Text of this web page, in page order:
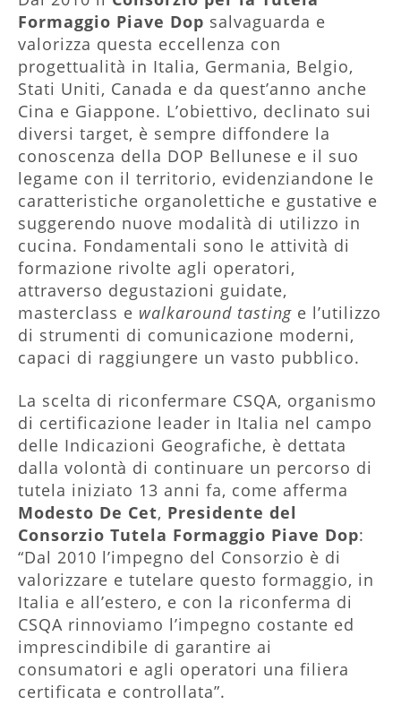
Formaggio Piave Dop salvaguarda e
valorizza questa eccellenza con
progettualità in Italia, Germania, Belgio,
Stati Uniti, Canada e da quest’anno anche
Cina e Giappone. L’obiettivo, declinato sui
diversi target, è sempre diffondere la
conoscenza della DOP Bellunese e il suo
legame con il territorio, evidenziandone le
caratteristiche organolettiche e gustative e
suggerendo nuove modalità di utilizzo in
cucina. Fondamentali sono le attività di
formazione rivolte agli operatori,
attraverso degustazioni guidate,
masterclass e walkaround tasting e l’utilizzo
di strumenti di comunicazione moderni,
capaci di raggiungere un vasto pubblico.
La scelta di riconfermare CSQA, organismo
di certificazione leader in Italia nel campo
delle Indicazioni Geografiche, è dettata
dalla volontà di continuare un percorso di
tutela iniziato 13 anni fa, come afferma
Modesto De Cet, Presidente del
Consorzio Tutela Formaggio Piave Dop:
“Dal 2010 l’impegno del Consorzio è di
valorizzare e tutelare questo formaggio, in
Italia e all’estero, e con la riconferma di
CSQA rinnoviamo l’impegno costante ed
imprescindibile di garantire ai
consumatori e agli operatori una filiera
certificata e controllata”.